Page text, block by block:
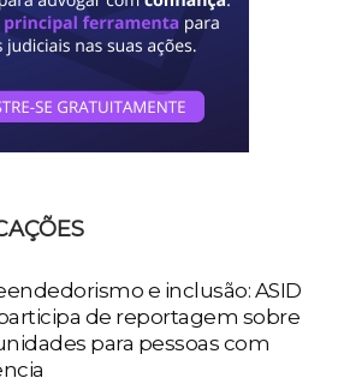
e inclusão: ASID
de reportagem sobre
para pessoas com